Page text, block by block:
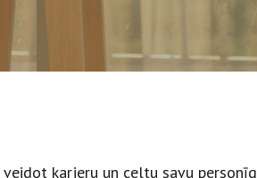
karjeru un celtu savu